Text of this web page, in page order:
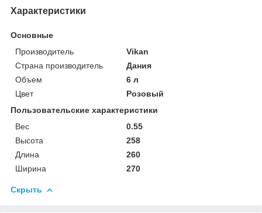
Характеристики
Основные
Производитель
Vikan
Страна производитель
Дания
Объем
6 л
Цвет
Розовый
Пользовательские характеристики
Вес
0.55
Высота
258
Длина
260
Ширина
270
Скрыть